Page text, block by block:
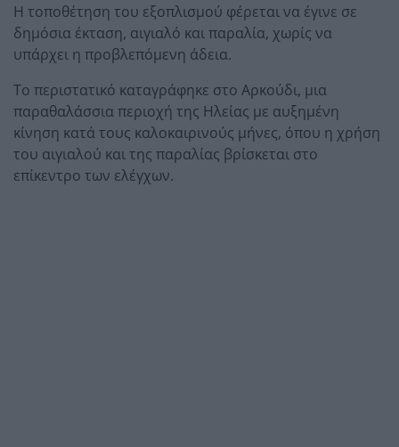
Η τοποθέτηση του εξοπλισμού φέρεται να έγινε σε
δημόσια έκταση, αιγιαλό και παραλία, χωρίς να
υπάρχει η προβλεπόμενη άδεια.
Το περιστατικό καταγράφηκε στο Αρκούδι, μια
παραθαλάσσια περιοχή της Ηλείας με αυξημένη
κίνηση κατά τους καλοκαιρινούς μήνες, όπου η χρήση
του αιγιαλού και της παραλίας βρίσκεται στο
επίκεντρο των ελέγχων.